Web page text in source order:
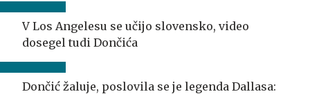
V Los Angelesu se učijo slovensko, video
dosegel tudi Dončića
Dončić žaluje, poslovila se je legenda Dallasa: